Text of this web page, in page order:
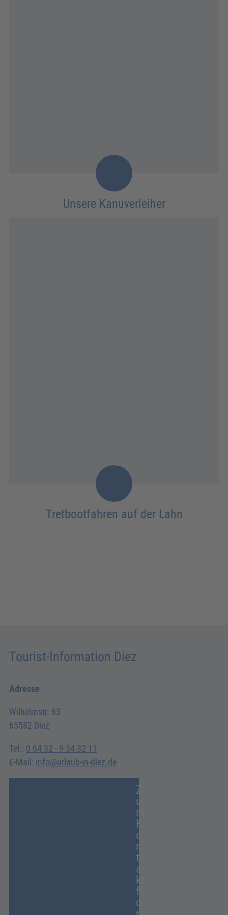
Unsere Kanuverleiher
Tretbootfahren auf der Lahn
Tourist-Information Diez
Adresse
Wilhelmstr. 63
65582 Diez
Tel.: 0 64 32 - 9 54 32 11
E-Mail: info@urlaub-in-diez.de
Z
u
m
K
o
n
t
a
kt
f
o